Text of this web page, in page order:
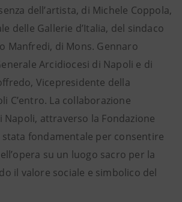
dell’artista, di Michele Coppola,
delle Gallerie d’Italia, del sindaco
Manfredi, di Mons. Gennaro
Arcidiocesi di Napoli e di
Vicepresidente della
C’entro. La collaborazione
Napoli, attraverso la Fondazione
stata fondamentale per consentire
su un luogo sacro per la
il valore sociale e simbolico del